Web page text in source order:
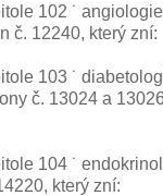
102 ˙
č. 12240, který zní:
103 ˙
č. 13024 a
104 ˙
který zní: